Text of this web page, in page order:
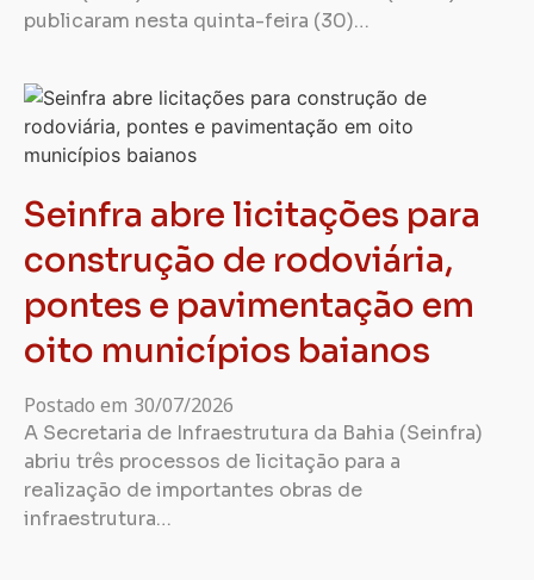
publicaram nesta quinta-feira (30)…
Seinfra abre licitações para
construção de rodoviária,
pontes e pavimentação em
oito municípios baianos
Postado em 30/07/2026
A Secretaria de Infraestrutura da Bahia (Seinfra)
abriu três processos de licitação para a
realização de importantes obras de
infraestrutura…